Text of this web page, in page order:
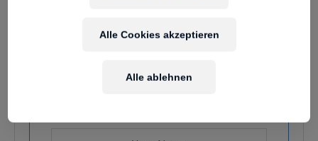
Alle ablehnen
Alle Cookies akzeptieren